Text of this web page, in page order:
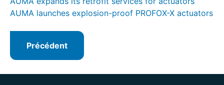
AUMA launches explosion-proof PROFOX-X actuators
Précédent